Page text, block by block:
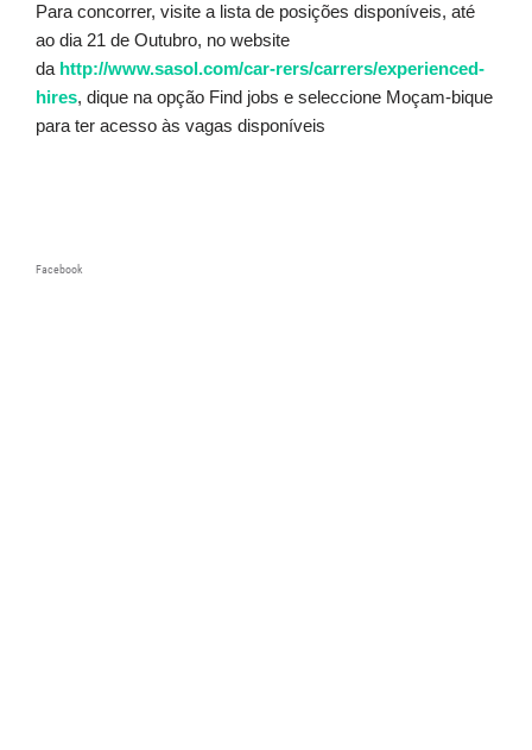
Para concorrer, visite a lista de posições disponíveis, até
ao dia 21 de Outubro, no website
da http://www.sasol.com/car-rers/carrers/experienced-
hires, dique na opção Find jobs e seleccione Moçam-bique
para ter acesso às vagas disponíveis
Facebook